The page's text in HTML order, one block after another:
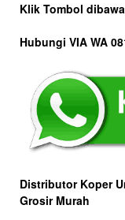
Klik Tombol
Hubungi VIA WA
Distributor Koper
Grosir Murah